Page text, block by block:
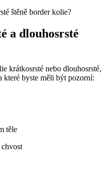
a dlouhosrsté
krátkosrsté nebo dlouhosrsté,
které byste měli být pozorní:
těle